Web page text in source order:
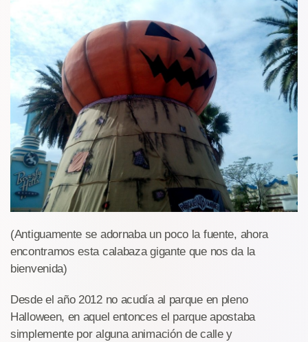
(Antiguamente se adornaba un poco la fuente, ahora
encontramos esta calabaza gigante que nos da la
bienvenida)
Desde el año 2012 no acudía al parque en pleno
Halloween, en aquel entonces el parque apostaba
simplemente por alguna animación de calle y